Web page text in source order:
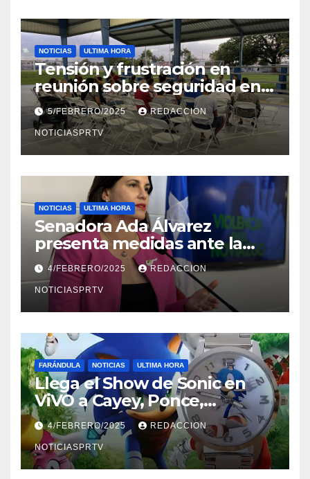
NOTICIAS ULTIMA HORA
Tensión y frustración en
reunión sobre seguridad en
Reparto Metropolitano
5/FEBRERO/2025 REDACCION
NOTICIASPRTV
NOTICIAS ULTIMA HORA
Senadora Ada Álvarez
presenta medidas ante la
violencia en el noviazgo
4/FEBRERO/2025 REDACCION
NOTICIASPRTV
FARÁNDULA NOTICIAS ULTIMA HORA
Llega el Show de Sonic en
ViVO a Cayey, Ponce,
Barceloneta y Humacao,
Relojes gratis para el que
compre ahora….
4/FEBRERO/2025 REDACCION
NOTICIASPRTV